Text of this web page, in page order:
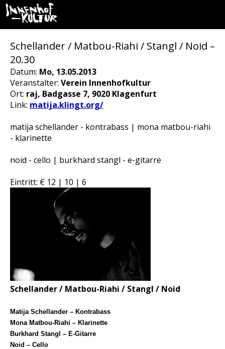
Schellander / Matbou-Riahi / Stangl / Noid –
20.30
Datum: Mo, 13.05.2013
Veranstalter: Verein Innenhofkultur
Ort: raj, Badgasse 7, 9020 Klagenfurt
Link: matija.klingt.org/
matija schellander - kontrabass | mona matbou-riahi
- klarinette
noid - cello | burkhard stangl - e-gitarre
Eintritt: € 12 | 10 | 6
Schellander / Matbou-Riahi / Stangl / Noid
Matija Schellander – Kontrabass
Mona Matbou-Riahi – Klarinette
Burkhard Stangl – E-Gitarre
Noid – Cello